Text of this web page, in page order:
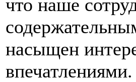
что наше
насыщен
впечатлениями.